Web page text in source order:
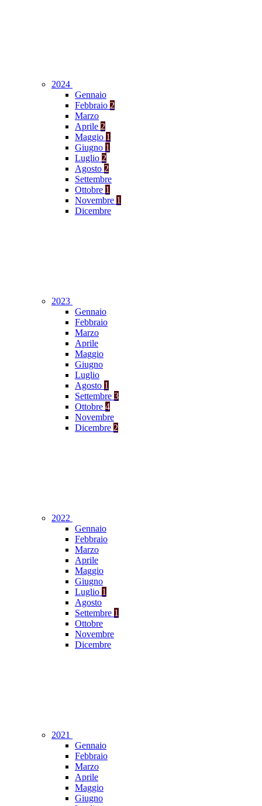
2024
Gennaio
Febbraio 2
Marzo
Aprile 2
Maggio 1
Giugno 1
Luglio 2
Agosto 2
Settembre
Ottobre 1
Novembre 1
Dicembre
2023
Gennaio
Febbraio
Marzo
Aprile
Maggio
Giugno
Luglio
Agosto 1
Settembre 3
Ottobre 4
Novembre
Dicembre 2
2022
Gennaio
Febbraio
Marzo
Aprile
Maggio
Giugno
Luglio 1
Agosto
Settembre 1
Ottobre
Novembre
Dicembre
2021
Gennaio
Febbraio
Marzo
Aprile
Maggio
Giugno